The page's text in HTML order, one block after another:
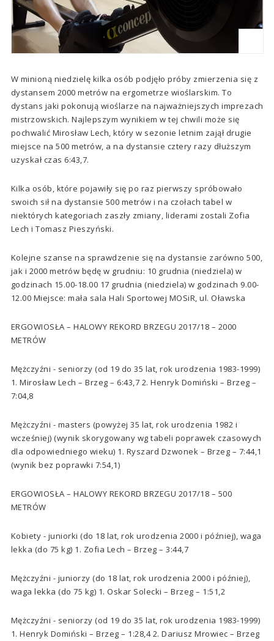
W minioną niedzielę kilka osób podjęło próby zmierzenia się z
dystansem 2000 metrów na ergometrze wioślarskim. To
dystans jaki pokonują wioślarze na najważniejszych imprezach
mistrzowskich. Najlepszym wynikiem w tej chwili może się
pochwalić Mirosław Lech, który w sezonie letnim zajął drugie
miejsce na 500 metrów, a na dystansie cztery razy dłuższym
uzyskał czas 6:43,7.
Kilka osób, które pojawiły się po raz pierwszy spróbowało
swoich sił na dystansie 500 metrów i na czołach tabel w
niektórych kategoriach zaszły zmiany, liderami zostali Zofia
Lech i Tomasz Pieszyński.
Kolejne szanse na sprawdzenie się na dystansie zarówno 500,
jak i 2000 metrów będę w grudniu: 10 grudnia (niedziela) w
godzinach 15.00-18.00 17 grudnia (niedziela) w godzinach 9.00-
12.00 Miejsce: mała sala Hali Sportowej MOSiR, ul. Oławska
ERGOWIOSŁA – HALOWY REKORD BRZEGU 2017/18 – 2000
METRÓW
Mężczyźni - seniorzy (od 19 do 35 lat, rok urodzenia 1983-1999)
1. Mirosław Lech – Brzeg – 6:43,7 2. Henryk Domiński – Brzeg –
7:04,8
Mężczyźni - masters (powyżej 35 lat, rok urodzenia 1982 i
wcześniej) (wynik skorygowany wg tabeli poprawek czasowych
dla odpowiedniego wieku) 1. Ryszard Dzwonek – Brzeg – 7:44,1
(wynik bez poprawki 7:54,1)
ERGOWIOSŁA – HALOWY REKORD BRZEGU 2017/18 – 500
METRÓW
Kobiety - juniorki (do 18 lat, rok urodzenia 2000 i później), waga
lekka (do 75 kg) 1. Zofia Lech – Brzeg – 3:44,7
Mężczyźni - juniorzy (do 18 lat, rok urodzenia 2000 i później),
waga lekka (do 75 kg) 1. Oskar Solecki – Brzeg – 1:51,2
Mężczyźni - seniorzy (od 19 do 35 lat, rok urodzenia 1983-1999)
1. Henryk Domiński – Brzeg – 1:28,4 2. Dariusz Mrowiec – Brzeg